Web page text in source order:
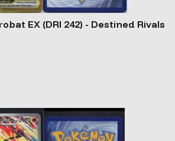
EX (DRI 242) - Destined Rivals